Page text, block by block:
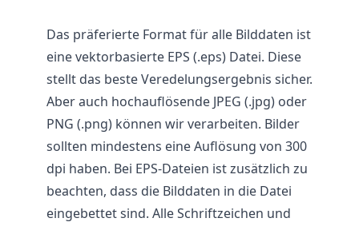
Das präferierte Format für alle Bilddaten ist
eine vektorbasierte EPS (.eps) Datei. Diese
stellt das beste Veredelungsergebnis sicher.
Aber auch hochauflösende JPEG (.jpg) oder
PNG (.png) können wir verarbeiten. Bilder
sollten mindestens eine Auflösung von 300
dpi haben. Bei EPS-Dateien ist zusätzlich zu
beachten, dass die Bilddaten in die Datei
eingebettet sind. Alle Schriftzeichen und